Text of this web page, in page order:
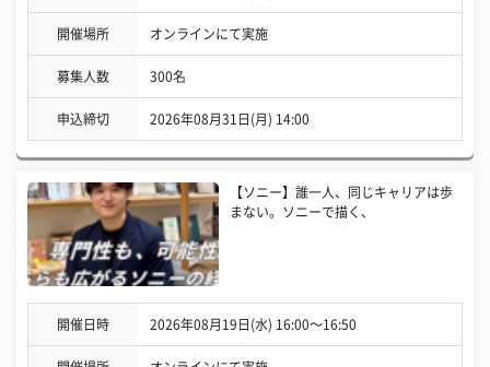
開催場所 オンラインにて実施
募集人数 300名
申込締切 2026年08月31日(月) 14:00
【ソニー】誰一人、同じキャリアは歩
まない。ソニーで描く、
開催日時 2026年08月19日(水) 16:00〜16:50